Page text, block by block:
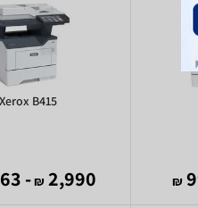
₪
Xerox B415
2,990
₪
- 1,963